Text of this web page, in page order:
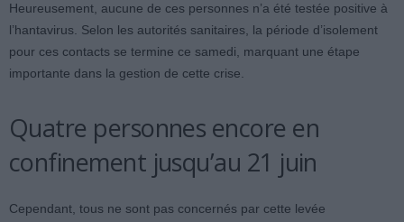
Heureusement, aucune de ces personnes n’a été testée positive à
l’hantavirus. Selon les autorités sanitaires, la période d’isolement
pour ces contacts se termine ce samedi, marquant une étape
importante dans la gestion de cette crise.
Quatre personnes encore en
confinement jusqu’au 21 juin
Cependant, tous ne sont pas concernés par cette levée